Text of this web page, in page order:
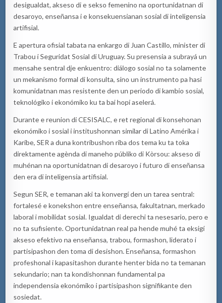
desigualdat, akseso di e sekso femenino na oportunidatnan di
desaroyo, enseñansa i e konsekuensianan sosial di inteligensia
artifisial.
E apertura ofisial tabata na enkargo di Juan Castillo, minister di
Trabou i Seguridat Sosial di Uruguay. Su presensia a subrayá un
mensahe sentral dje enkuentro: diálogo sosial no ta solamente
un mekanismo formal di konsulta, sino un instrumento pa hasi
komunidatnan mas resistente den un periodo di kambio sosial,
teknológiko i ekonómiko ku ta bai hopi aselerá.
Durante e reunion di CESISALC, e ret regional di konsehonan
ekonómiko i sosial i institushonnan similar di Latino Amérika i
Karibe, SER a duna kontribushon riba dos tema ku ta toka
direktamente agènda di maneho públiko di Kòrsou: akseso di
muhénan na oportunidatnan di desaroyo i futuro di enseñansa
den era di inteligensia artifisial.
Segun SER, e temanan aki ta konvergí den un tarea sentral:
fortalesé e konekshon entre enseñansa, fakultatnan, merkado
laboral i mobilidat sosial. Igualdat di derechi ta nesesario, pero e
no ta sufisiente. Oportunidatnan real pa hende muhé ta eksigí
akseso efektivo na enseñansa, trabou, formashon, liderato i
partisipashon den toma di desishon. Enseñansa, formashon
profeshonal i kapasitashon durante henter bida no ta temanan
sekundario; nan ta kondishonnan fundamental pa
independensia ekonómiko i partisipashon signifikante den
sosiedat.